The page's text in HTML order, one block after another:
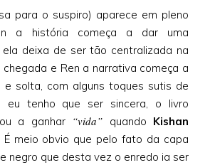
para o suspiro) aparece em pleno
a história começa a dar uma
ela deixa de ser tão centralizada na
e Ren a narrativa começa a
e solta, com alguns toques sutis de
eu tenho que ser sincera, o livro
a ganhar “vida” quando Kishan
É meio obvio que pelo fato da capa
negro que desta vez o enredo ia ser